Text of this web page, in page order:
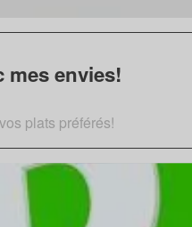
mes envies!
plats préférés!